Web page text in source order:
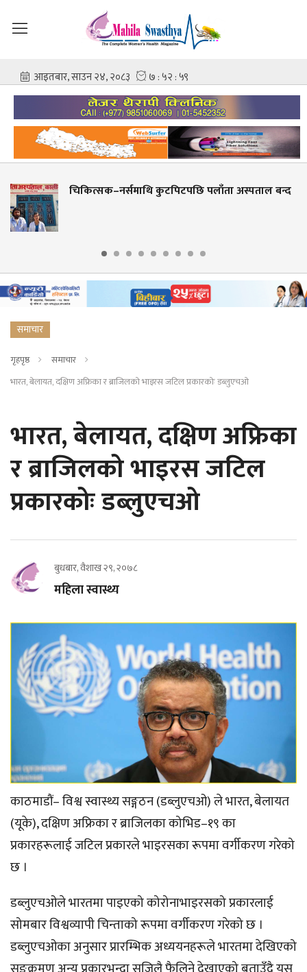
कुटपिटपछि पलाँता अस्पताल बन्द
बेनी
समाचार
गृहपृष्ठ
समाचार
भारत, बेलायत, दक्षिण अफ्रिका र ब्राजिलको भाइरस जटिल प्रकारकोः डब्लुएचओ
भारत, बेलायत, दक्षिण अफ्रिका
र ब्राजिलको भाइरस जटिल
प्रकारकोः डब्लुएचओ
बुधबार, वैशाख २९, २०७८
महिला स्वास्थ्य
काठमाडौं– विश्व स्वास्थ्य सङ्गठन (डब्लुएचओ) ले भारत, बेलायत
(यूके), दक्षिण अफ्रिका र ब्राजिलका कोभिड–१९ का
प्रकारहरूलाई जटिल प्रकारले भाइरसका रूपमा वर्गीकरण गरेको
छ ।
डब्लुएचओले भारतमा पाइएको कोरोनाभाइरसको प्रकारलाई
सोमबार विश्वव्यापी चिन्ताको रूपमा वर्गीकरण गरेको छ ।
डब्लुएचओका अनुसार प्रारम्भिक अध्ययनहरूले भारतमा देखिएको